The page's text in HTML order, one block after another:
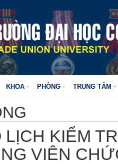
KHOA PHÒNG TRUNG TÂM
LỊCH KIỂM
VIÊN